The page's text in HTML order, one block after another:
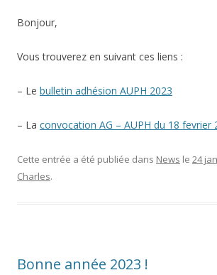
Bonjour,
Vous trouverez en suivant ces liens :
– Le bulletin adhésion AUPH 2023
– La convocation AG – AUPH du 18 fevrier
Cette entrée a été publiée dans News le 24
Charles.
Bonne année 2023 !